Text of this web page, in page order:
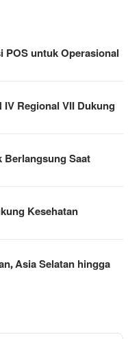
POS untuk Operasional
Regional VII Dukung
Berlangsung Saat
Kesehatan
Asia Selatan hingga